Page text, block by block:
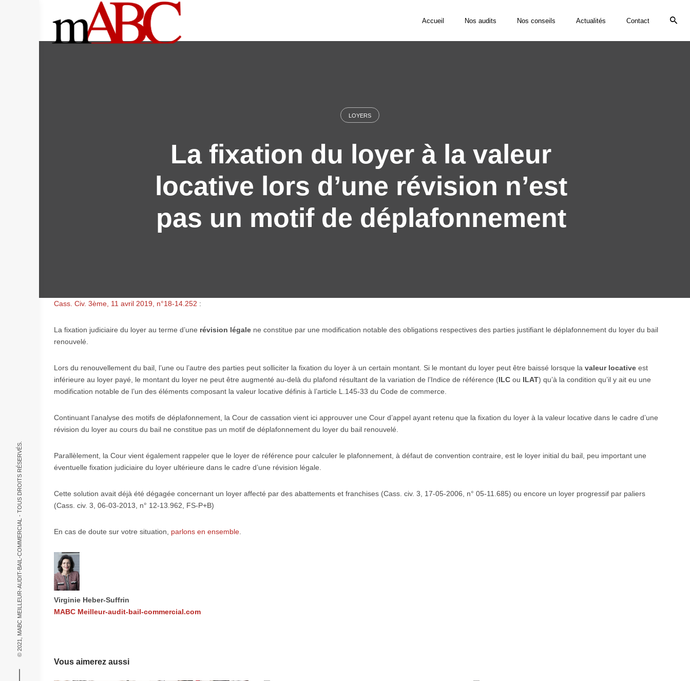
© 2021, MABC MEILLEUR-AUDIT-BAIL-COMMERCIAL - TOUS DROITS RÉSERVÉS.
content
Accueil Nos audits Nos conseils Actualités Contact
LOYERS
La fixation du loyer à la valeur
locative lors d’une révision n’est
pas un motif de déplafonnement
Cass. Civ. 3ème, 11 avril 2019, n°18-14.252 :
La fixation judiciaire du loyer au terme d’une révision légale ne constitue par une modification notable des obligations respectives des parties justifiant le déplafonnement du loyer du bail
renouvelé.
Lors du renouvellement du bail, l’une ou l’autre des parties peut solliciter la fixation du loyer à un certain montant. Si le montant du loyer peut être baissé lorsque la valeur locative est
inférieure au loyer payé, le montant du loyer ne peut être augmenté au-delà du plafond résultant de la variation de l’Indice de référence (ILC ou ILAT) qu’à la condition qu’il y ait eu une
modification notable de l’un des éléments composant la valeur locative définis à l’article L.145-33 du Code de commerce.
Continuant l’analyse des motifs de déplafonnement, la Cour de cassation vient ici approuver une Cour d’appel ayant retenu que la fixation du loyer à la valeur locative dans le cadre d’une
révision du loyer au cours du bail ne constitue pas un motif de déplafonnement du loyer du bail renouvelé.
Parallèlement, la Cour vient également rappeler que le loyer de référence pour calculer le plafonnement, à défaut de convention contraire, est le loyer initial du bail, peu important une
éventuelle fixation judiciaire du loyer ultérieure dans le cadre d’une révision légale.
Cette solution avait déjà été dégagée concernant un loyer affecté par des abattements et franchises (Cass. civ. 3, 17-05-2006, n° 05-11.685) ou encore un loyer progressif par paliers
(Cass. civ. 3, 06-03-2013, n° 12-13.962, FS-P+B)
En cas de doute sur votre situation, parlons en ensemble
Virginie Heber-Suffrin
MABC Meilleur-audit-bail-commercial.com
Vous aimerez aussi